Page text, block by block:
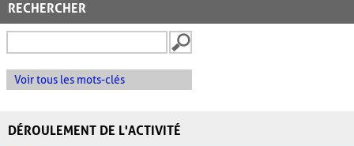
RECHERCHER
Voir tous les mots-clés
DÉROULEMENT DE L'ACTIVITÉ